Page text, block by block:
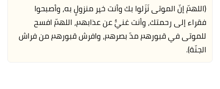
(اللهمّ إنّ الموتى نَزَلوا بك وأنت خير منزولٍ به، وأصبحوا
فقراء إلى رحمتك، وأنت غنيٌّ عن عذابهم، اللهمّ افسح
للموتى في قبورهم مدّ بصرهم، وافرش قبورهم من فراش
الجنّة).